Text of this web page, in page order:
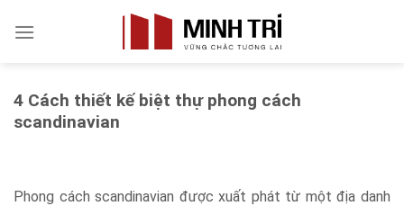
4 Cách thiết kế biệt thự phong cách
scandinavian
Phong cách scandinavian được xuất phát từ một địa danh